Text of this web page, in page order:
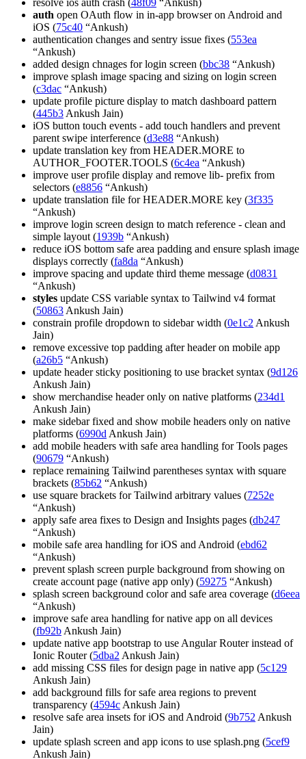
auth open OAuth flow in in-app browser on Android and
iOS (75c40 “Ankush)
authentication changes and sentry issue fixes (553ea
“Ankush)
added design chnages for login screen (bbc38 “Ankush)
improve splash image spacing and sizing on login screen
(c3dac “Ankush)
update profile picture display to match dashboard pattern
(445b3 Ankush Jain)
iOS button touch events - add touch handlers and prevent
parent swipe interference (d3e88 “Ankush)
update translation key from HEADER.MORE to
AUTHOR_FOOTER.TOOLS (6c4ea “Ankush)
improve user profile display and remove lib- prefix from
selectors (e8856 “Ankush)
update translation file for HEADER.MORE key (3f335
“Ankush)
improve login screen design to match reference - clean and
simple layout (1939b “Ankush)
reduce iOS bottom safe area padding and ensure splash image
displays correctly (fa8da “Ankush)
improve spacing and update third theme message (d0831
“Ankush)
styles update CSS variable syntax to Tailwind v4 format
(50863 Ankush Jain)
constrain profile dropdown to sidebar width (0e1c2 Ankush
Jain)
remove excessive top padding after header on mobile app
(a26b5 “Ankush)
update header sticky positioning to use bracket syntax (9d126
Ankush Jain)
show merchandise header only on native platforms (234d1
Ankush Jain)
make sidebar fixed and show mobile headers only on native
platforms (6990d Ankush Jain)
add mobile headers with safe area handling for Tools pages
(90679 “Ankush)
replace remaining Tailwind parentheses syntax with square
brackets (85b62 “Ankush)
use square brackets for Tailwind arbitrary values (7252e
“Ankush)
apply safe area fixes to Design and Insights pages (db247
“Ankush)
mobile safe area handling for iOS and Android (ebd62
“Ankush)
prevent splash screen purple background from showing on
create account page (native app only) (59275 “Ankush)
splash screen background color and safe area coverage (d6eea
“Ankush)
improve safe area handling for native app on all devices
(fb92b Ankush Jain)
update native app bootstrap to use Angular Router instead of
Ionic Router (5dba2 Ankush Jain)
add missing CSS files for design page in native app (5c129
Ankush Jain)
add background fills for safe area regions to prevent
transparency (4594c Ankush Jain)
resolve safe area insets for iOS and Android (9b752 Ankush
Jain)
update splash screen and app icons to use splash.png (5cef9
Ankush Jain)